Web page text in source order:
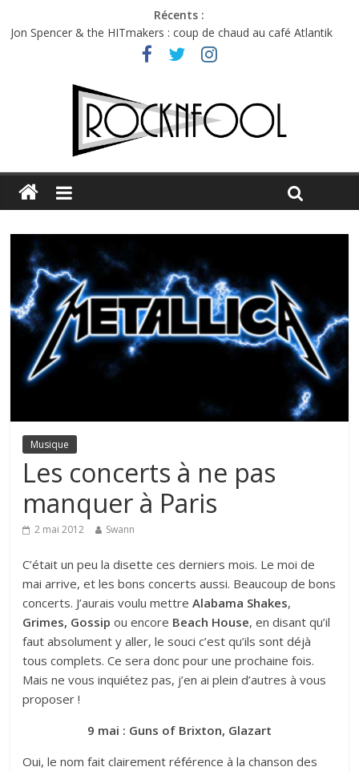
Récents :
Jon Spencer & the HITmakers : coup de chaud au café Atlantik
Hellfest 2026 vendredi : température et émotions en hausse
Hellfest 2026 jeudi : impossible de choisir entre chaleur et bonne
Première édition du Midgard Festival : entre bière, métal et
Charlie Puth à l’Olympia : la leçon de pop du Professeur Puth
Musique
Les concerts à ne pas
manquer à Paris
2 mai 2012 Swann
C’était un peu la disette ces derniers mois. Le moi de
mai arrive, et les bons concerts aussi. Beaucoup de bons
concerts. J’aurais voulu mettreAlabama Shakes,
Grimes, Gossipou encore Beach House, en disant qu’il
faut absolument y aller, le souci c’est qu’ils sont déjà
tous complets. Ce sera donc pour une prochaine fois.
Mais ne vous inquiétez pas, j’en ai plein d’autres à vous
proposer !
9 mai : Guns of Brixton, Glazart
Oui, le nom fait clairement référence à la chanson des